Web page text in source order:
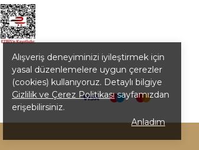
Alışveriş deneyiminizi iyileştirmek için
yasal düzenlemelere uygun çerezler
(cookies) kullanıyoruz. Detaylı bilgiye
Gizlilik ve Çerez Politikasısayfamızdan
erişebilirsiniz.
Anladım